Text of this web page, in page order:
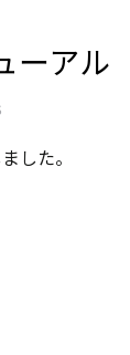
ーアル
した。